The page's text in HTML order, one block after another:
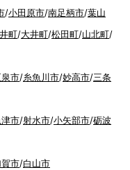
/小田原市/南足柄市/葉山
町/大井町/松田町/山北町/
市/糸魚川市/妙高市/三条
市/射水市/小矢部市/砺波
賀市/白山市